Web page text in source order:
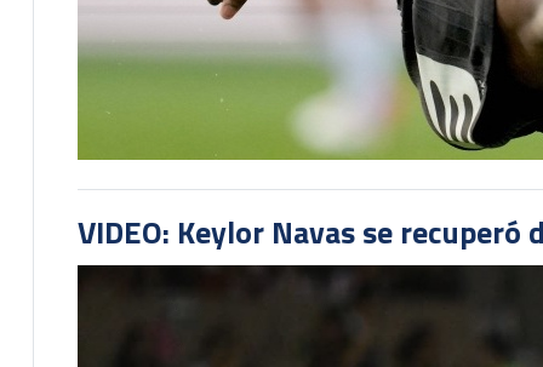
VIDEO: Keylor Navas se